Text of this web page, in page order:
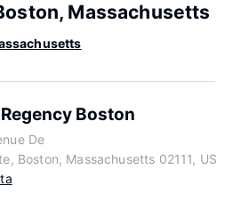
Massachusetts
Boston
De
Boston, Massachusetts 02111, US